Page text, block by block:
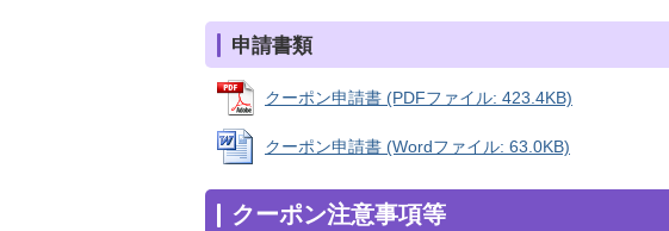
申請書類
クーポン申請書 (PDFファイル: 423.4KB)
クーポン申請書 (Wordファイル: 63.0KB)
クーポン注意事項等